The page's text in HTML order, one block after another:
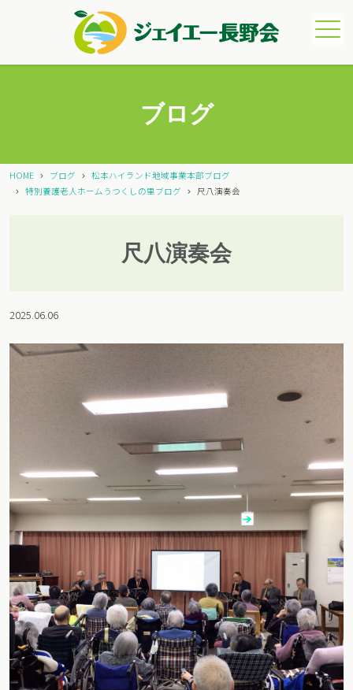
メニュー
ブログ
HOME ブログ
松本ハイランド地域事業本部ブログ
特別養護老人ホームうつくしの里ブログ
尺八演奏会
尺八演奏会
2025.06.06